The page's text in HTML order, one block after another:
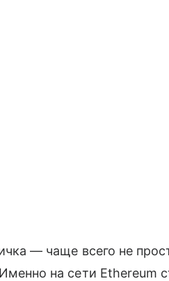
— чаще всего не
на сети Ethereum